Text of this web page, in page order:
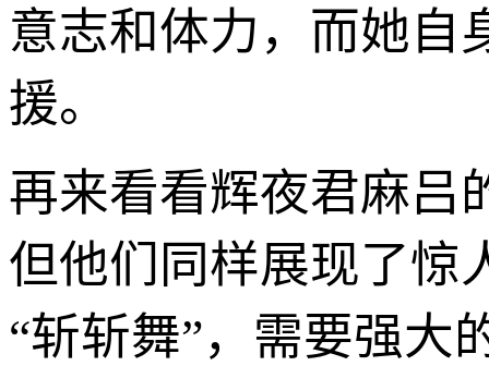
意志和体力，而她自
援。
再来看看辉夜君麻
但他们同样展现了惊
“斩斩舞”，需要强大